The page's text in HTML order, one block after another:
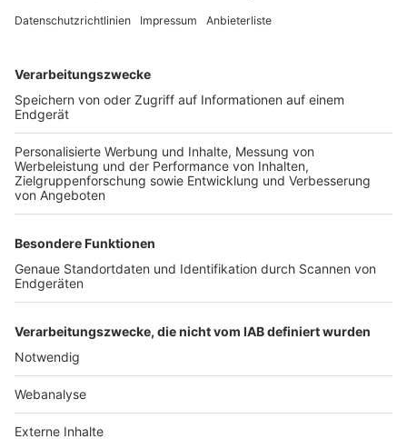
TOP-VEREINE
TOP-PARTNER
Nutzungsbedingungen Datenschutz Impressum